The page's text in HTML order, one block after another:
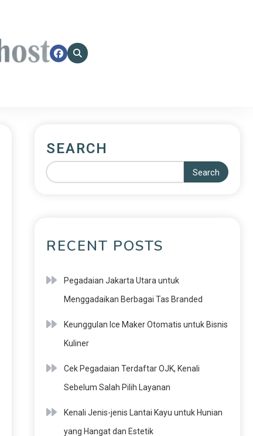
SEARCH
Search
RECENT POSTS
Pegadaian Jakarta Utara untuk
Menggadaikan Berbagai Tas Branded
Keunggulan Ice Maker Otomatis untuk Bisnis
Kuliner
Cek Pegadaian Terdaftar OJK, Kenali
Sebelum Salah Pilih Layanan
Kenali Jenis-jenis Lantai Kayu untuk Hunian
yang Hangat dan Estetik